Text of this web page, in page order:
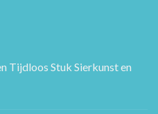
Tijdloos Stuk Sierkunst en